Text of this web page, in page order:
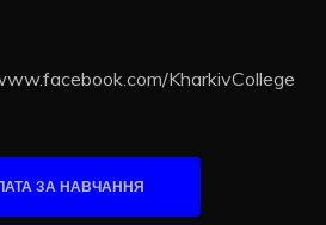
KharkivCollege
ЗА НАВЧАННЯ